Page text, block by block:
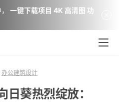
办公建筑设计
日葵热烈绽放：
一键下载项目 4K 高清图 功